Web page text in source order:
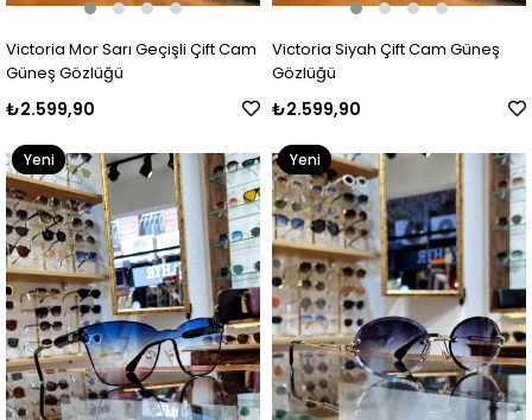
Victoria Mor Sarı Geçişli Çift Cam
Güneş Gözlüğü
₺2.599,90
Victoria Siyah Çift Cam Güneş
Gözlüğü
₺2.599,90
Yeni
Ürün
Yeni
Ürün